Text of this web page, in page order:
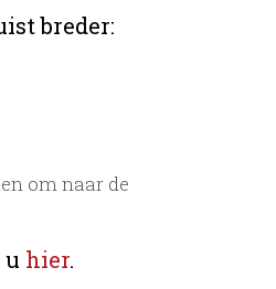
breder:
om naar de
u hier.